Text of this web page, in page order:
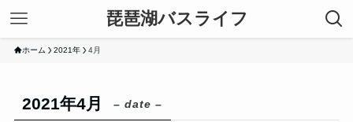
琵琶湖バスライフ
ホーム 2021年 4月
2021年4月 – date –